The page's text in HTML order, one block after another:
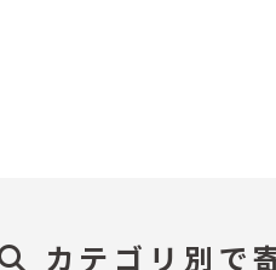
カテゴリ別で